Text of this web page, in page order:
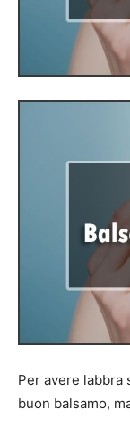
Per avere labbra
buon balsamo,